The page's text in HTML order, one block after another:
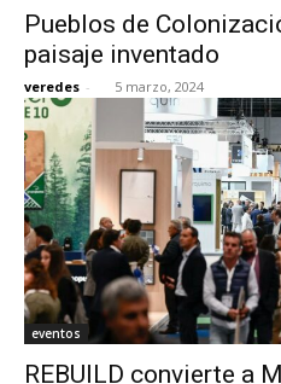
Pueblos de
paisaje inventado
veredes - 5 marzo, 2024
eventos
REBUILD convierte a